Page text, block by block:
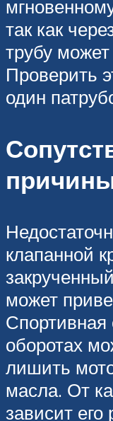
так как
трубу
Проверить
один
клапанной
может
Спортивная
оборотах
лишить
масла. От
зависит его